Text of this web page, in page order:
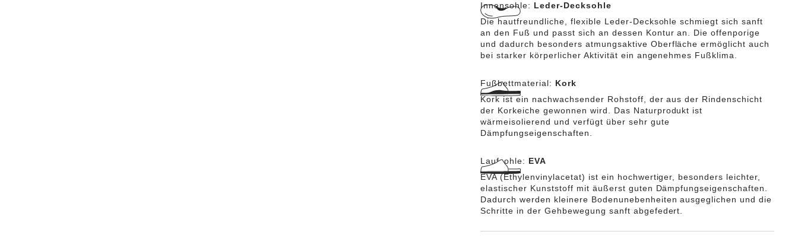
Innensohle: Leder-Decksohle
Die hautfreundliche, flexible Leder-Decksohle schmiegt sich sanft
an den Fuß und passt sich an dessen Kontur an. Die offenporige
und dadurch besonders atmungsaktive Oberfläche ermöglicht auch
bei starker körperlicher Aktivität ein angenehmes Fußklima.
Fußbettmaterial: Kork
Kork ist ein nachwachsender Rohstoff, der aus der Rindenschicht
der Korkeiche gewonnen wird. Das Naturprodukt ist
wärmeisolierend und verfügt über sehr gute
Dämpfungseigenschaften.
Laufsohle: EVA
EVA (Ethylenvinylacetat) ist ein hochwertiger, besonders leichter,
elastischer Kunststoff mit äußerst guten Dämpfungseigenschaften.
Dadurch werden kleinere Bodenunebenheiten ausgeglichen und die
Schritte in der Gehbewegung sanft abgefedert.